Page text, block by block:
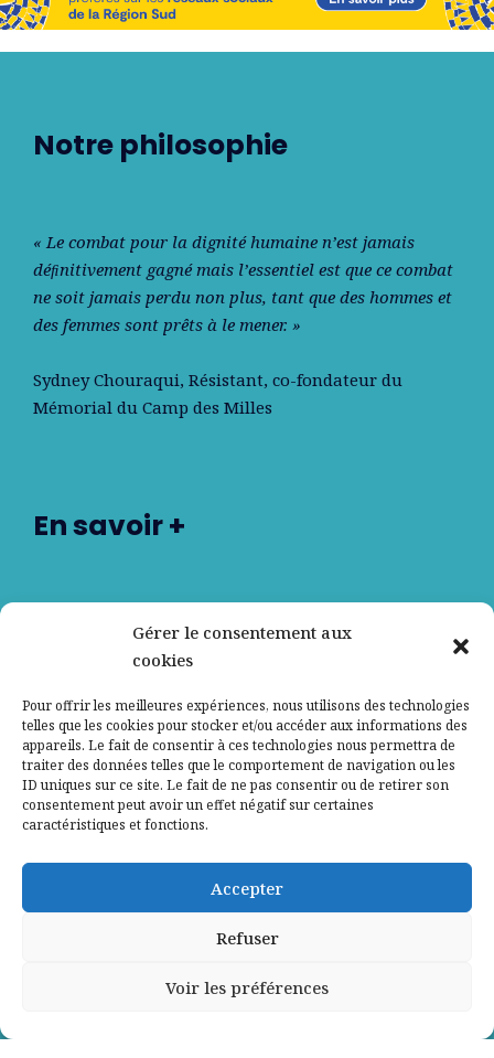
Gérer le consentement aux
cookies
Pour offrir les meilleures expériences, nous utilisons des technologies
telles que les cookies pour stocker et/ou accéder aux informations des
appareils. Le fait de consentir à ces technologies nous permettra de
traiter des données telles que le comportement de navigation ou les
ID uniques sur ce site. Le fait de ne pas consentir ou de retirer son
consentement peut avoir un effet négatif sur certaines
caractéristiques et fonctions.
Accepter
Refuser
Voir les préférences
Notre philosophie
« Le combat pour la dignité humaine n’est jamais
déﬁnitivement gagné mais l’essentiel est que ce combat
ne soit jamais perdu non plus, tant que des hommes et
des femmes sont prêts à le mener. »
Sydney Chouraqui, Résistant, co-fondateur du
Mémorial du Camp des Milles
En savoir +
Contactez-nous
Mentions légales